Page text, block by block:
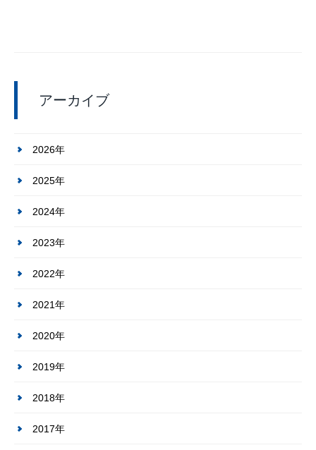
アーカイブ
2026年
2025年
2024年
2023年
2022年
2021年
2020年
2019年
2018年
2017年